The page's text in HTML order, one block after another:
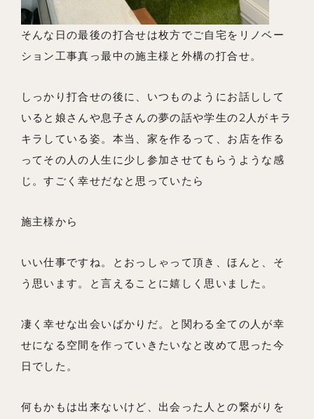
そんな日の最後の打合せは枚方でご自宅をリノベー
ション工事真っ最中の施主様と外構の打合せ。
しっかり打合せの後に、いつものようにお話しして
いると娘さんや息子さんの夢の話や学生の2人がキラ
キラしている姿。本当、家を作るって、お店を作る
ってその人の人生に少し参加させてもらうような感
じ。すごく幸せだなと思っていたら
施主様から
いい仕事ですね。とおっしゃって頂き、ほんと、そ
う思います。と言えることに嬉しく思いました。
凄く幸せな出会いばかりだ。と関わる全ての人が幸
せになる空間を作っていきたいなと改めて思った今
日でした。
何もかもは出来ないけど、出会った人との繋がりを